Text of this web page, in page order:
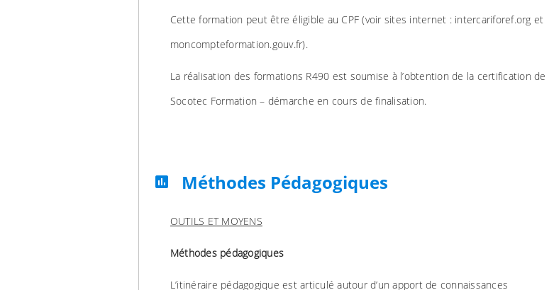
Cette formation peut être éligible au CPF (voir sites internet : intercariforef.org et
moncompteformation.gouv.fr).
La réalisation des formations R490 est soumise à l’obtention de la certification de
Socotec Formation – démarche en cours de finalisation.
assessment Méthodes Pédagogiques
OUTILS ET MOYENS
Méthodes pédagogiques
L’itinéraire pédagogique est articulé autour d’un apport de connaissances